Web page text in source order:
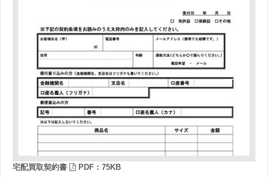
宅配買取契約書 PDF：75KB